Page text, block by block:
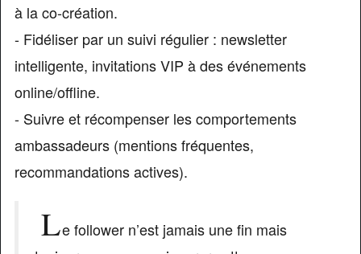
à la co-création.
- Fidéliser par un suivi régulier : newsletter
intelligente, invitations VIP à des événements
online/offline.
- Suivre et récompenser les comportements
ambassadeurs (mentions fréquentes,
recommandations actives).
Le follower n’est jamais une fin mais